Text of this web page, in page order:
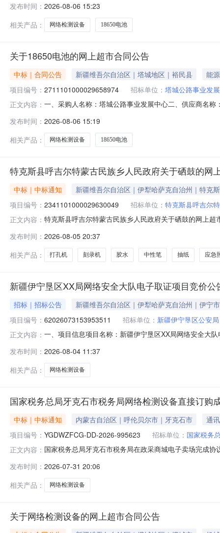
区划编码:659900项目所在行政区划名称:新疆维吾尔自
发布时间： 2026-08-06 15:23
相关产品：
网络检测设备 18650电池
关于18650电池的网上超市合同公告
中标｜合同公告 新疆维吾尔自治区｜塔城地区｜裕民县
能
项目编号： 2711101000029658974 招标单位： 塔城公路事业发
正文内容： 一、采购人名称：塔城公路事业发展中心二、供应商名
警尊无型号节1.002882882警尊AT7100网络检测设备警
发布时间： 2026-08-06 15:19
相关产品：
网络检测设备 18650电池
特克斯县呼吉尔特蒙古民族乡人民政府关于硒鼓的网
中标｜中标通知
新疆维吾尔自治区｜伊犁哈萨克自治州｜特克
项目编号： 2341101000029630049 招标单位： 特克斯县呼吉尔
正文内容： 特克斯县呼吉尔特蒙古民族乡人民政府关于硒鼓的网上
采购计划金额（元）:项目所在行政区划编码:654027项
发布时间： 2026-08-05 20:37
相关产品：
打孔机 刻录机 胶水 中性笔 抽纸 应急
新疆伊宁垦区XX局网络安全大队电子取证项目竞价公
招标｜招标公告
新疆维吾尔自治区｜伊犁哈萨克自治州｜伊宁市
项目编号： 62026073153953511 招标单位： 新疆伊宁垦区公安局
正文内容： 一、项目信息项目名称：新疆伊宁垦区XX局网络安全大
规定。二、采购需求清单商品名称参数要求购买数量控
发布时间： 2026-08-04 11:37
相关产品：
网络检测设备
国家税务总局牙克石市税务局网络检测设备直接订购
中标｜中标通知 内蒙古自治区｜呼伦贝尔市｜牙克石市
通
项目编号： YGDWZFCG-DD-2026-995623 招标单位： 国家税务
正文内容： 国家税务总局牙克石市税务局在政采商城电子卖场完成
采购结果成交供应商：牙克石市佳星文化用品商行（个
发布时间： 2026-07-31 20:06
相关产品：
网络检测设备
关于网络检测设备的网上超市合同公告